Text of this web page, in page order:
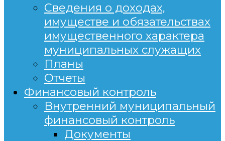
Сведения о доходах,
имуществе и обязательствах
имущественного характера
муниципальных служащих
Планы
Отчеты
Финансовый контроль
Внутренний муниципальный
финансовый контроль
Документы